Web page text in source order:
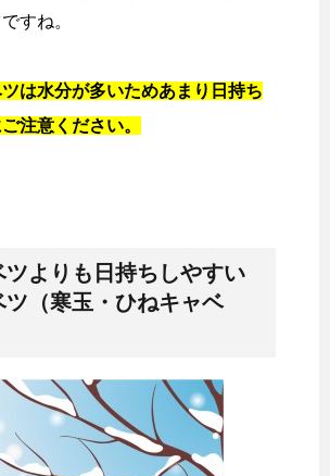
すね。
は水分が多いためあまり日持ち
注意ください。
ツよりも日持ちしやすい
ツ（寒玉・ひねキャベ